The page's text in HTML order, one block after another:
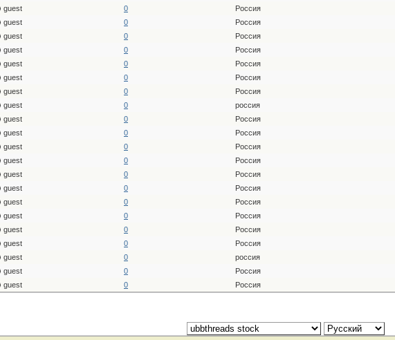
guest 0 Россия
guest 0 Россия
guest 0 Россия
guest 0 Россия
guest 0 Россия
guest 0 Россия
guest 0 Россия
guest 0 россия
guest 0 Россия
guest 0 Россия
guest 0 Россия
guest 0 Россия
guest 0 Россия
guest 0 Россия
guest 0 Россия
guest 0 Россия
guest 0 Россия
guest 0 Россия
guest 0 россия
guest 0 Россия
guest 0 Россия